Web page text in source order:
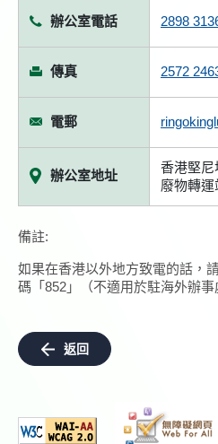
辦公室電話 2898
傳真 2572
電郵
辦公室地址
香港堅尼
廢物轉運
備註:
如果在香港以外地方致電的話，
碼「852」（不適用於駐海外辦事
返回